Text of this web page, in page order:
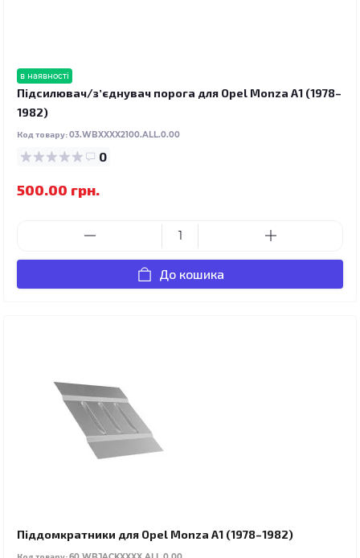
в наявності
Підсилювач/зʼєднувач порога для Opel Monza A1 (1978–
1982)
Код товару:03.WBXXXX2100.ALL.0.00
0
500.00 грн.
До кошика
Піддомкратники для Opel Monza A1 (1978–1982)
Код товару: